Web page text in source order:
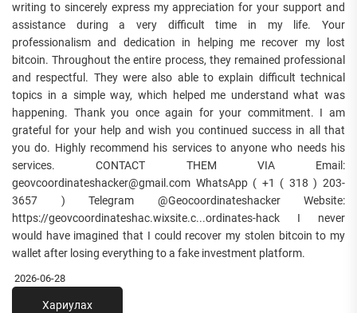
writing to sincerely express my appreciation for your support and
assistance during a very difficult time in my life. Your
professionalism and dedication in helping me recover my lost
bitcoin. Throughout the entire process, they remained professional
and respectful. They were also able to explain difficult technical
topics in a simple way, which helped me understand what was
happening. Thank you once again for your commitment. I am
grateful for your help and wish you continued success in all that
you do. Highly recommend his services to anyone who needs his
services. CONTACT THEM VIA Email:
geovcoordinateshacker@gmail.com WhatsApp ( +1 ( 318 ) 203-
3657 ) Telegram @Geocoordinateshacker Website:
https://geovcoordinateshac.wixsite.c...ordinates-hack I never
would have imagined that I could recover my stolen bitcoin to my
wallet after losing everything to a fake investment platform.
2026-06-28
Хариулах